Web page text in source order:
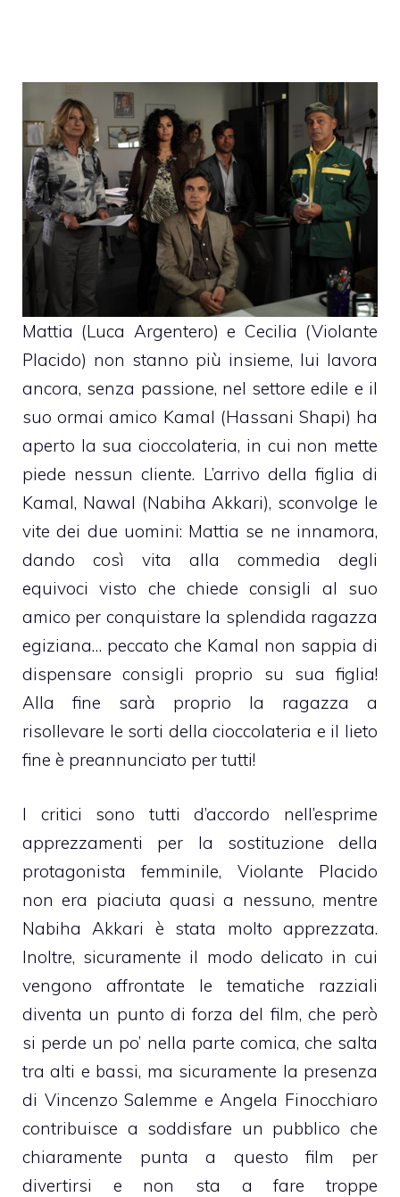
Mattia (Luca Argentero) e Cecilia (Violante
Placido) non stanno più insieme, lui lavora
ancora, senza passione, nel settore edile e il
suo ormai amico Kamal (Hassani Shapi) ha
aperto la suacioccolateria, in cui non mette
piede nessun cliente. L’arrivo della figlia di
Kamal, Nawal (Nabiha Akkari), sconvolge le
vite dei due uomini: Mattia se ne innamora,
dando così vita alla commedia degli
equivoci visto che chiede consigli al suo
amico per conquistare la splendida ragazza
egiziana… peccato che Kamal non sappia di
dispensare consigli proprio su sua figlia!
Alla fine sarà proprio la ragazza a
risollevare le sorti della cioccolateria e il lieto
fine è preannunciato per tutti!
I critici sono tutti d’accordo nell’esprime
apprezzamenti per la sostituzione della
protagonista femminile, Violante Placido
non era piaciuta quasi a nessuno, mentre
Nabiha Akkari è stata molto apprezzata.
Inoltre, sicuramente il modo delicato in cui
vengono affrontate le tematiche razziali
diventa un punto di forza del film, che però
si perde un po’ nella parte comica, che salta
tra alti e bassi, ma sicuramente la presenza
di Vincenzo Salemme e Angela Finocchiaro
contribuisce a soddisfare un pubblico che
chiaramente punta a questo film per
divertirsi e non sta a fare troppe